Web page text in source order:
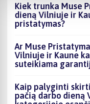
Kiek trunka Muse
dieną Vilniuje ir
pristatymas?
Ar Muse
Vilniuje ir Kaune
suteikiama
Kaip palyginti
pačią darbo dieną